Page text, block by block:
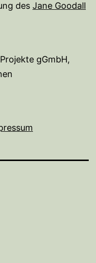
des Jane Goodall
gGmbH,